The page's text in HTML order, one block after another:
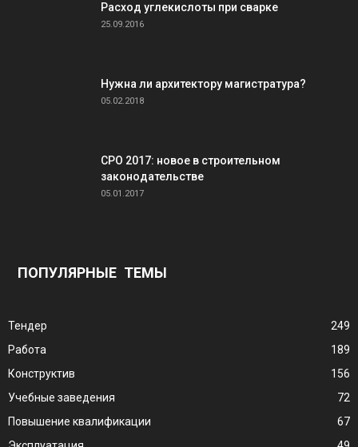
Расход углекислоты при сварке
25.09.2016
Нужна ли архитектору магистратура?
05.02.2018
СРО 2017: новое в строительном
законодательстве
05.01.2017
ПОПУЛЯРНЫЕ ТЕМЫ
Тендер
249
Работа
189
Конструктив
156
Учебные заведения
72
Повышение квалификации
67